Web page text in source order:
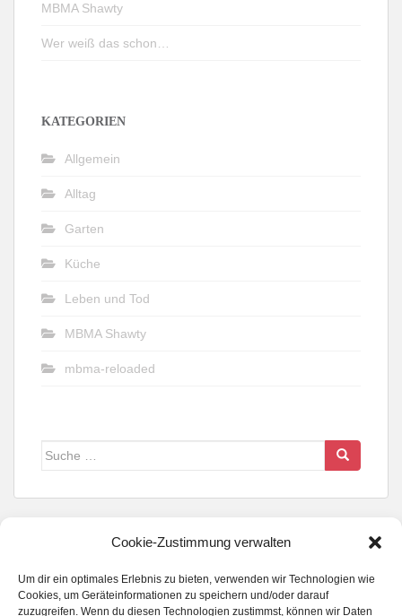
Cookie-Zustimmung verwalten
Um dir ein optimales Erlebnis zu bieten, verwenden wir Technologien wie
Cookies, um Geräteinformationen zu speichern und/oder darauf
zuzugreifen. Wenn du diesen Technologien zustimmst, können wir Daten
MBMA Shawty
Wer weiß das schon…
KATEGORIEN
Allgemein
Alltag
Garten
Küche
Leben und Tod
MBMA Shawty
mbma-reloaded
Suche
FOLGE UNS WENN DU KANNST...